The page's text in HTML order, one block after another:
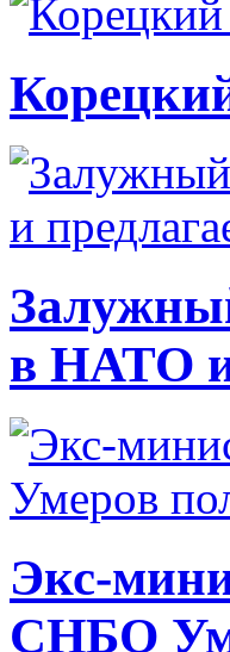
в НАТО и
Экс-
СНБО